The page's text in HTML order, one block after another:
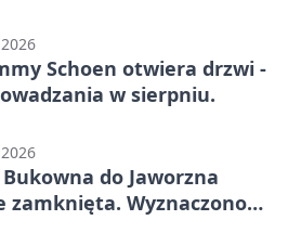
Schoen otwiera drzwi -
w sierpniu.
do Jaworzna
zamknięta. Wyznaczono